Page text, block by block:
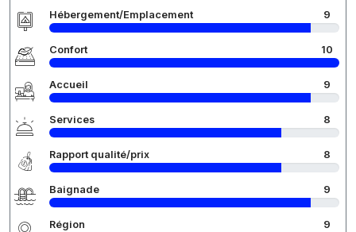
Hébergement/Emplacement 9
Confort 10
Accueil 9
Services 8
Rapport qualité/prix 8
Baignade 9
Région 9